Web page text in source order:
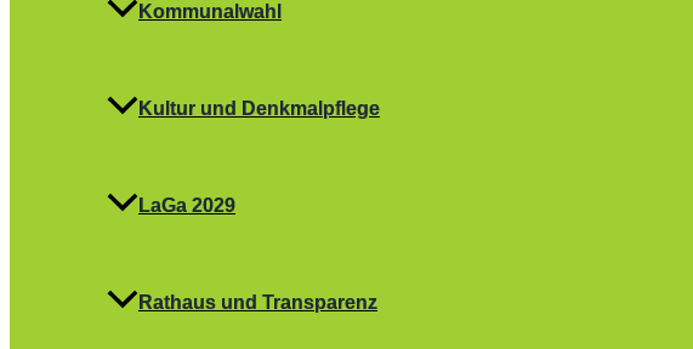
Kommunalwahl
Kultur und Denkmalpflege
LaGa 2029
Rathaus und Transparenz